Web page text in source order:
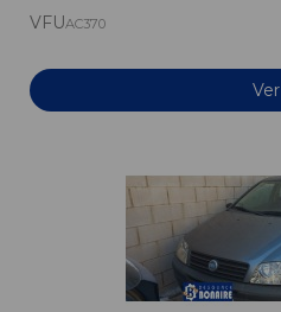
VFUAC370
Ver